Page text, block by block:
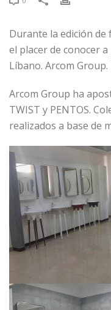
Durante la edición de
el placer de conocer
Líbano. Arcom Group.
Arcom Group ha
TWIST y PENTOS.
realizados a base de